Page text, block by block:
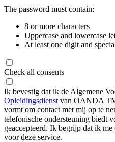
The password must contain:
8 or more characters
Uppercase and lowercase
At least one digit and
Check all consents
Ik bevestig dat ik de Algemene
Opleidingsdienst van OANDA
vormt om contact met mij op te
telefonische ondersteuning biedt
geaccepteerd. Ik begrijp dat ik
voor deze service.